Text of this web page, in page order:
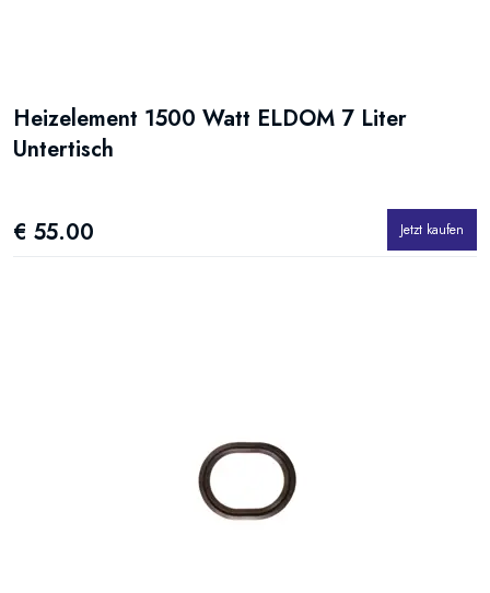
Heizelement 1500 Watt ELDOM 7 Liter
Untertisch
€ 55.00 Jetzt kaufen